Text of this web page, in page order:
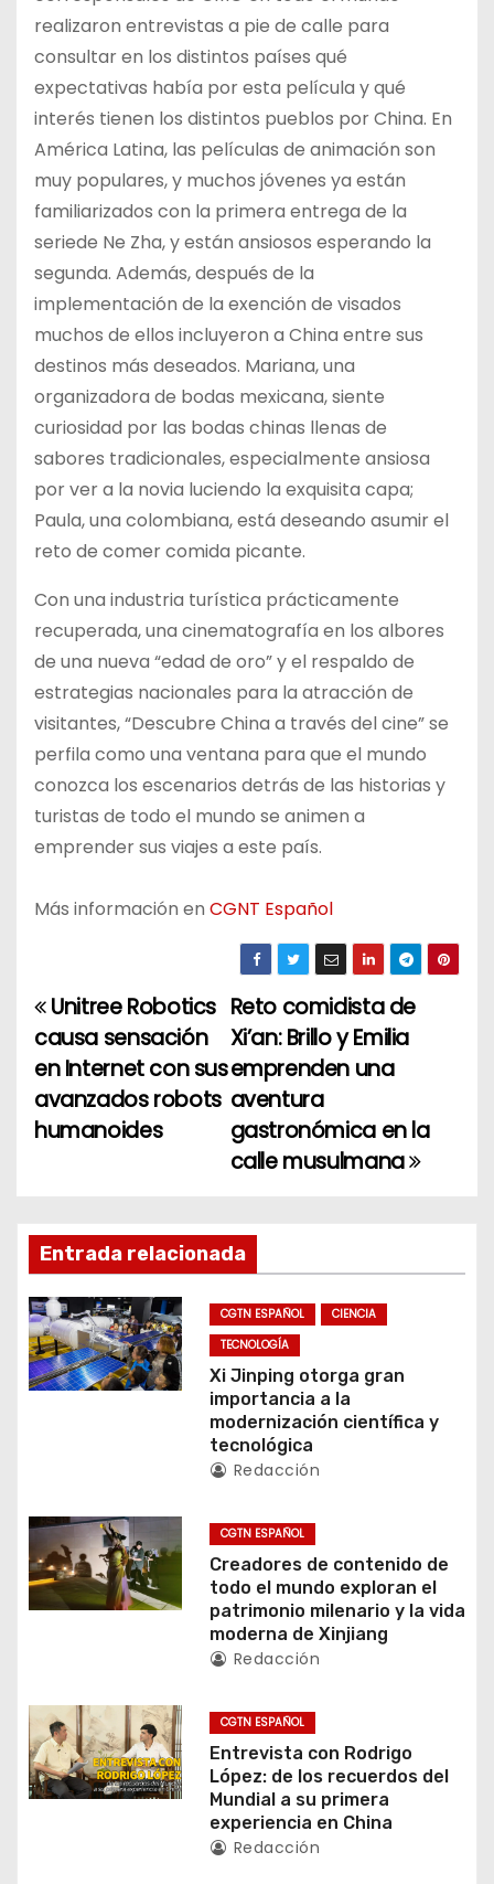
realizaron entrevistas a pie de calle para
consultar en los distintos países qué
expectativas había por esta película y qué
interés tienen los distintos pueblos por China. En
América Latina, las películas de animación son
muy populares, y muchos jóvenes ya están
familiarizados con la primera entrega de la
seriede Ne Zha, y están ansiosos esperando la
segunda. Además, después de la
implementación de la exención de visados
muchos de ellos incluyeron a China entre sus
destinos más deseados. Mariana, una
organizadora de bodas mexicana, siente
curiosidad por las bodas chinas llenas de
sabores tradicionales, especialmente ansiosa
por ver a la novia luciendo la exquisita capa;
Paula, una colombiana, está deseando asumir el
reto de comer comida picante.
Con una industria turística prácticamente
recuperada, una cinematografía en los albores
de una nueva “edad de oro” y el respaldo de
estrategias nacionales para la atracción de
visitantes, “Descubre China a través del cine” se
perfila como una ventana para que el mundo
conozca los escenarios detrás de las historias y
turistas de todo el mundo se animen a
emprender sus viajes a este país.
Más información en CGNT Español
N
a
v
a
c
i
ó
e
e
n
r
a
d
Reto comidista de
Xi’an: Brillo y Emilia
emprenden una
aventura
gastronómica en la
calle musulmana
Unitree Robotics
causa sensación
en Internet con sus
avanzados robots
humanoides
Entrada relacionada
CGTN ESPAÑOL
CIENCIA
TECNOLOGÍA
Xi Jinping otorga gran
importancia a la
modernización científica y
tecnológica
Redacción
CGTN ESPAÑOL
Creadores de contenido de
todo el mundo exploran el
patrimonio milenario y la vida
moderna de Xinjiang
Redacción
CGTN ESPAÑOL
Entrevista con Rodrigo
López: de los recuerdos del
Mundial a su primera
experiencia en China
Redacción